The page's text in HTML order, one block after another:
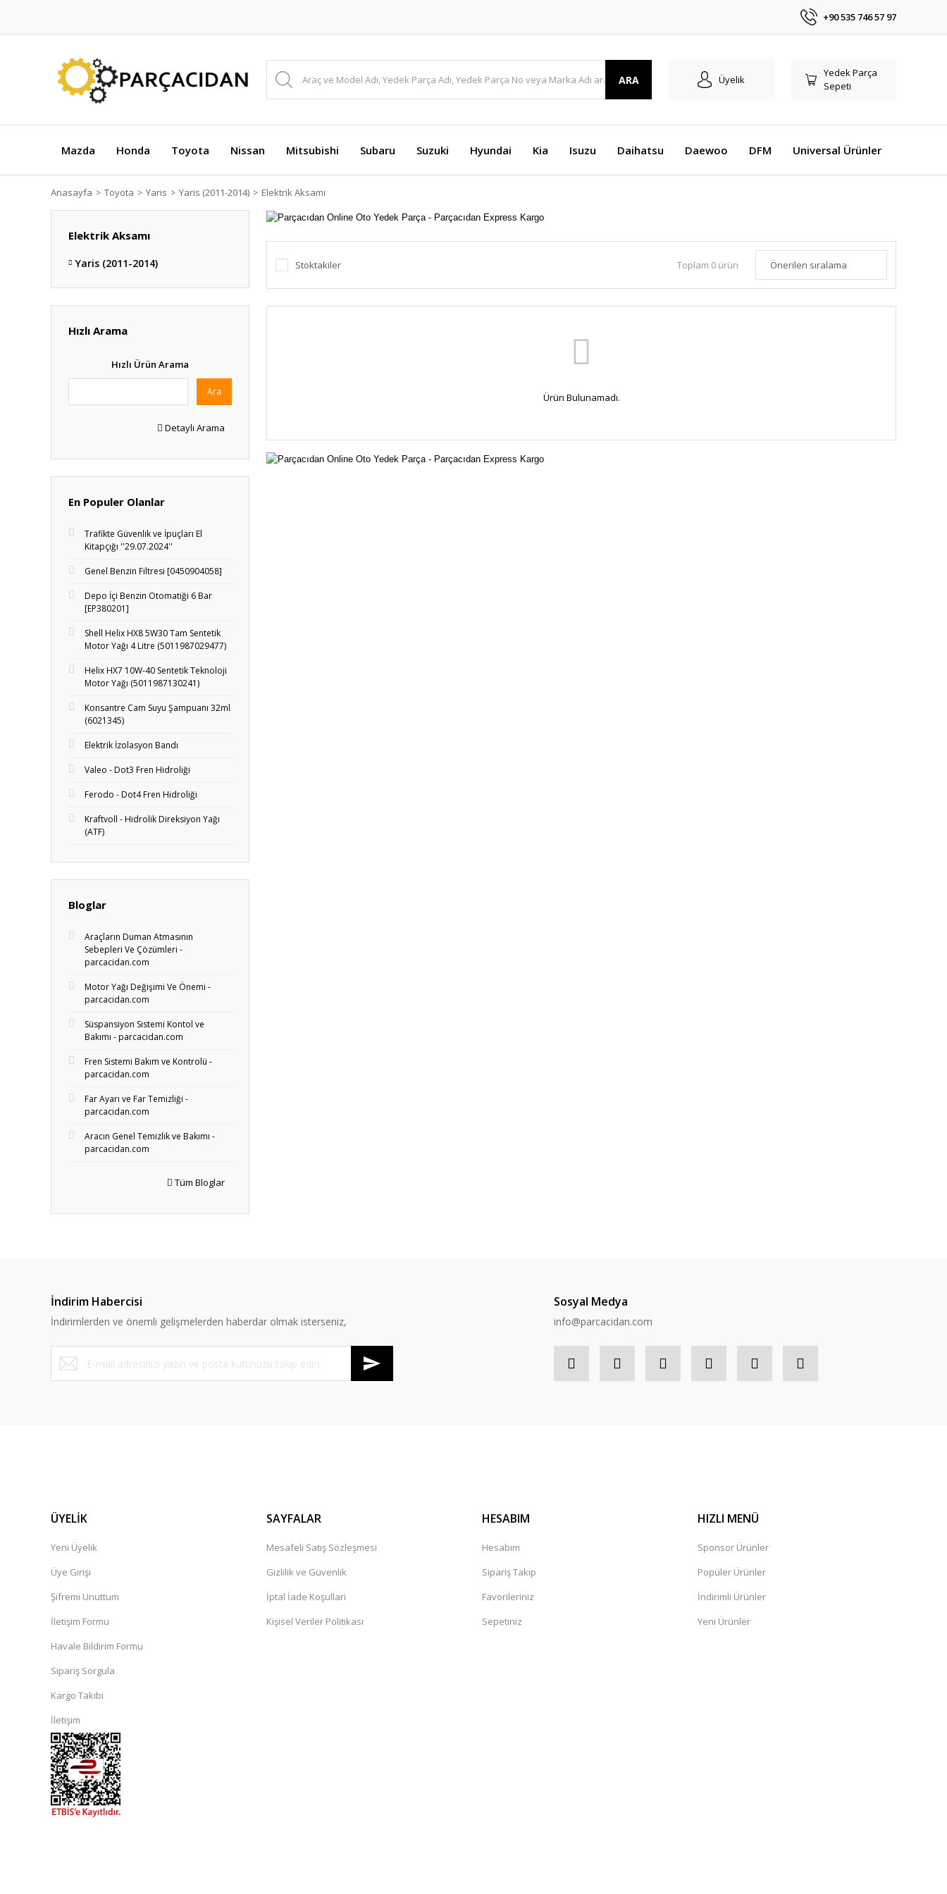
+90 535 746 57 97
ARA Üyelik
Yedek Parça
Sepeti
Mazda Honda Toyota Nissan Mitsubishi Subaru Suzuki Hyundai Kia Isuzu Daihatsu Daewoo DFM Universal Ürünler
Anasayfa Toyota Yaris Yaris (2011-2014) Elektrik Aksamı
Elektrik Aksamı
Yaris (2011-2014)
Hızlı Arama
Hızlı Ürün Arama
Ara
Detaylı Arama
En Populer Olanlar
Trafikte Güvenlik ve İpuçları El
Kitapçığı ''29.07.2024''
Genel Benzin Filtresi [0450904058]
Depo İçi Benzin Otomatiği 6 Bar
[EP380201]
Shell Helix HX8 5W30 Tam Sentetik
Motor Yağı 4 Litre (5011987029477)
Helix HX7 10W-40 Sentetik Teknoloji
Motor Yağı (5011987130241)
Konsantre Cam Suyu Şampuanı 32ml
(6021345)
Elektrik İzolasyon Bandı
Valeo - Dot3 Fren Hidroliği
Ferodo - Dot4 Fren Hidroliği
Kraftvoll - Hidrolik Direksiyon Yağı
(ATF)
Bloglar
Araçların Duman Atmasının
Sebepleri Ve Çözümleri -
parcacidan.com
Motor Yağı Değişimi Ve Önemi -
parcacidan.com
Süspansiyon Sistemi Kontol ve
Bakımı - parcacidan.com
Fren Sistemi Bakım ve Kontrolü -
parcacidan.com
Far Ayarı ve Far Temizliği -
parcacidan.com
Aracın Genel Temizlik ve Bakımı -
parcacidan.com
Tüm Bloglar
Stoktakiler Toplam 0 ürün
Ürün Bulunamadı.
İndirim Habercisi
İndirimlerden ve önemli gelişmelerden haberdar olmak isterseniz,
Sosyal Medya
info@parcacidan.com
ÜYELİK
Yeni Üyelik
Üye Girişi
Şifremi Unuttum
İletişim Formu
Havale Bildirim Formu
Sipariş Sorgula
Kargo Takibi
İletişim
SAYFALAR
Mesafeli Satış Sözleşmesi
Gizlilik ve Güvenlik
İptal İade Koşullari
Kişisel Veriler Politikası
HESABIM
Hesabım
Sipariş Takip
Favorileriniz
Sepetiniz
HIZLI MENÜ
Sponsor Ürünler
Popüler Ürünler
İndirimli Ürünler
Yeni Ürünler